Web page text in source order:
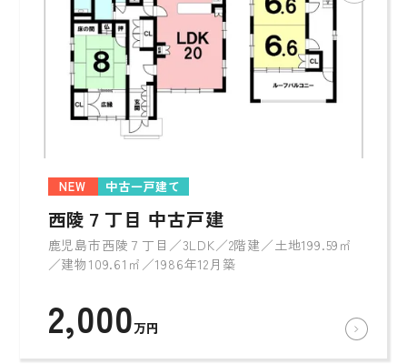
NEW 中古一戸建て
西陵７丁目 中古戸建
鹿児島市西陵７丁目／3LDK／2階建／土地199.59㎡
／建物109.61㎡／1986年12月築
2,000万円